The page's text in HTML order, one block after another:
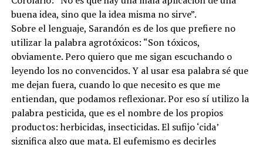
buena idea, sino que la idea misma no sirve”.
Sobre el lenguaje, Sarandón es de los que prefiere no
utilizar la palabra agrotóxicos: “Son tóxicos,
obviamente. Pero quiero que me sigan escuchando o
leyendo los no convencidos. Y al usar esa palabra sé que
me dejan fuera, cuando lo que necesito es que me
entiendan, que podamos reflexionar. Por eso sí utilizo la
palabra pesticida, que es el nombre de los propios
productos: herbicidas, insecticidas. El sufijo ‘cida’
significa algo que mata. El eufemismo es decirles